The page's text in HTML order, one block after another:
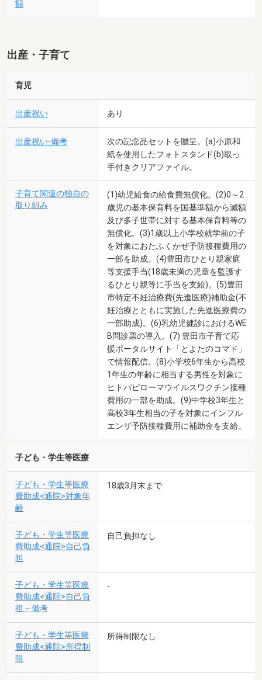
額
出産・子育て
育児
出産祝い あり
出産祝い-備考
次の記念品セットを贈呈。(a)小原和
紙を使用したフォトスタンド(b)取っ
手付きクリアファイル。
子育て関連の独自の
取り組み
(1)幼児給食の給食費無償化。(2)0～2
歳児の基本保育料を国基準額から減額
及び多子世帯に対する基本保育料等の
無償化。(3)1歳以上小学校就学前の子
を対象におたふくかぜ予防接種費用の
一部を助成。(4)豊田市ひとり親家庭
等支援手当(18歳未満の児童を監護す
るひとり親等に手当を支給)。(5)豊田
市特定不妊治療費(先進医療)補助金(不
妊治療とともに実施した先進医療費の
一部助成)。(6)乳幼児健診におけるWE
B問診票の導入。(7) 豊田市子育て応
援ポータルサイト「とよたのコマド」
で情報配信。(8)小学校6年生から高校
1年生の年齢に相当する男性を対象に
ヒトパピローマウイルスワクチン接種
費用の一部を助成。(9)中学校3年生と
高校3年生相当の子を対象にインフル
エンザ予防接種費用に補助金を支給。
子ども・学生等医療
子ども・学生等医療
費助成<通院>対象年
齢
18歳3月末まで
子ども・学生等医療
費助成<通院>自己負
担
自己負担なし
子ども・学生等医療
費助成<通院>自己負
担－備考
-
子ども・学生等医療
費助成<通院>所得制
限
所得制限なし